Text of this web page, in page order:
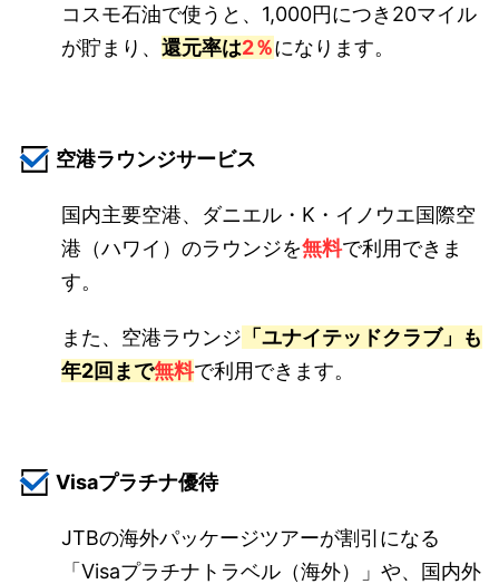
コスモ石油で使うと、1,000円につき20マイル
が貯まり、 還元率は2％になります。
空港ラウンジサービス
国内主要空港、ダニエル・K・イノウエ国際空
港（ハワイ）のラウンジを無料で利用できま
す。
また、空港ラウンジ 「ユナイテッドクラブ」も
年2回まで無料で利用できます。
Visaプラチナ優待
JTBの海外パッケージツアーが割引になる
「Visaプラチナトラベル（海外）」や、国内外